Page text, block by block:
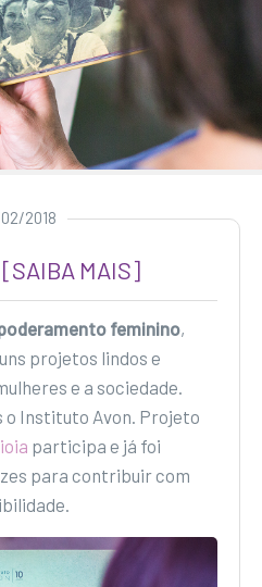
2018
MAIS]
feminino,
projetos lindos e
e a sociedade.
o Instituto Avon. Projeto
participa e já foi
para contribuir com